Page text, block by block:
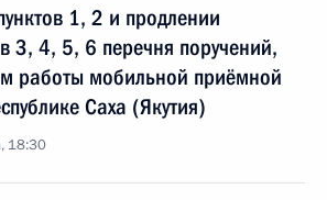
1, 2 и продлении
3, 4, 5, 6 перечня поручений,
работы мобильной приёмной
Саха (Якутия)
18:30